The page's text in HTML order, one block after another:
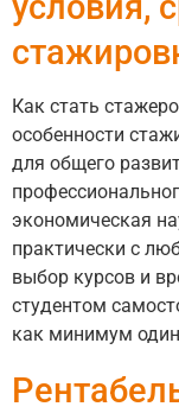
Как стать
особенности
для общего
экономическая
практически с
выбор курсов и
студентом
как минимум один